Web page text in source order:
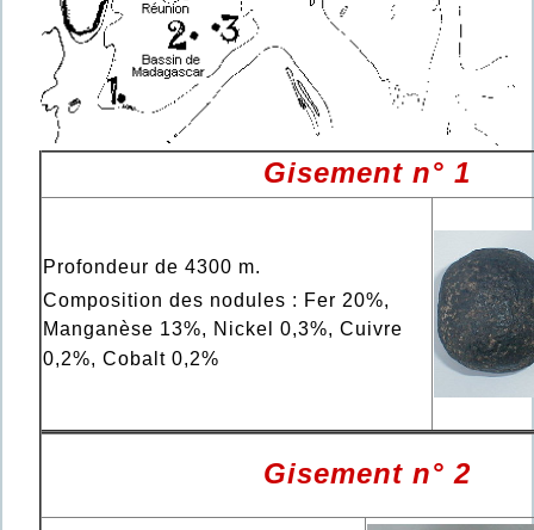
Gisement n° 1
Profondeur de 4300 m.
Composition des nodules : Fer 20%,
Manganèse 13%, Nickel 0,3%, Cuivre
0,2%, Cobalt 0,2%
Gisement n° 2